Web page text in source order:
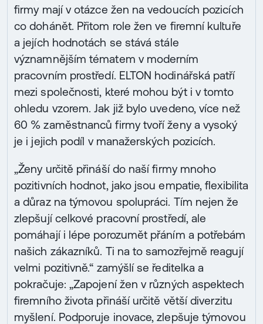
firmy mají v otázce žen na vedoucích pozicích
co dohánět. Přitom role žen ve firemní kultuře
a jejích hodnotách se stává stále
významnějším tématem v moderním
pracovním prostředí. ELTON hodinářská patří
mezi společnosti, které mohou být i v tomto
ohledu vzorem. Jak již bylo uvedeno, více než
60 % zaměstnanců firmy tvoří ženy a vysoký
je i jejich podíl v manažerských pozicích.
„Ženy určitě přináší do naší firmy mnoho
pozitivních hodnot, jako jsou empatie, flexibilita
a důraz na týmovou spolupráci. Tím nejen že
zlepšují celkové pracovní prostředí, ale
pomáhají i lépe porozumět přáním a potřebám
našich zákazníků. Ti na to samozřejmě reagují
velmi pozitivně.“ zamýšlí se ředitelka a
pokračuje: „Zapojení žen v různých aspektech
firemního života přináší určitě větší diverzitu
myšlení. Podporuje inovace, zlepšuje týmovou